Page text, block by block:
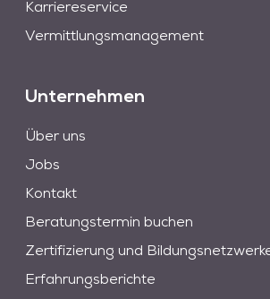
Karriereservice
Vermittlungsmanagement
Unternehmen
Über uns
Jobs
Kontakt
Beratungstermin buchen
Zertifizierung und
Erfahrungsberichte